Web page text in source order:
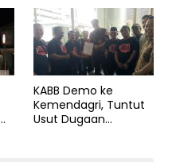
KABB Demo ke
Kemendagri, Tuntut
Usut Dugaan